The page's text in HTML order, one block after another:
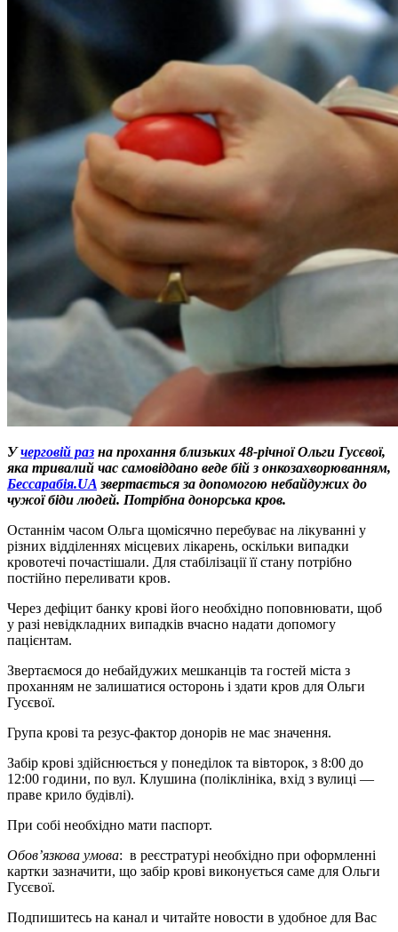
Учерговій раз на прохання близьких 48-річної Ольги Гусєвої,
яка тривалий час самовіддано веде бій з онкозахворюванням,
Бессарабія.UA звертається за допомогою небайдужих до
чужої біди людей. Потрібна донорська кров.
Останнім часом Ольга щомісячно перебуває на лікуванні у
різних відділеннях місцевих лікарень, оскільки випадки
кровотечі почастішали. Для стабілізації її стану потрібно
постійно переливати кров.
Через дефіцит банку крові його необхідно поповнювати, щоб
у разі невідкладних випадків вчасно надати допомогу
пацієнтам.
Звертаємося до небайдужих мешканців та гостей міста з
проханням не залишатися осторонь і здати кров для Ольги
Гусєвої.
Група крові та резус-фактор донорів не має значення.
Забір крові здійснюється у понеділок та вівторок, з 8:00 до
12:00 години, по вул. Клушина (поліклініка, вхід з вулиці —
праве крило будівлі).
При собі необхідно мати паспорт.
Обов’язкова умова: в реєстратурі необхідно при оформленні
картки зазначити, що забір крові виконується саме для Ольги
Гусєвої.
Подпишитесь на канал и читайте новости в удобное для Вас